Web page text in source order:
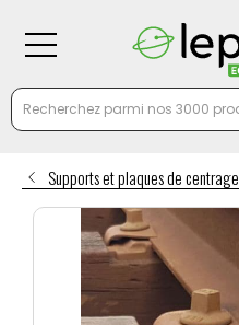
Supports et plaques de centrage